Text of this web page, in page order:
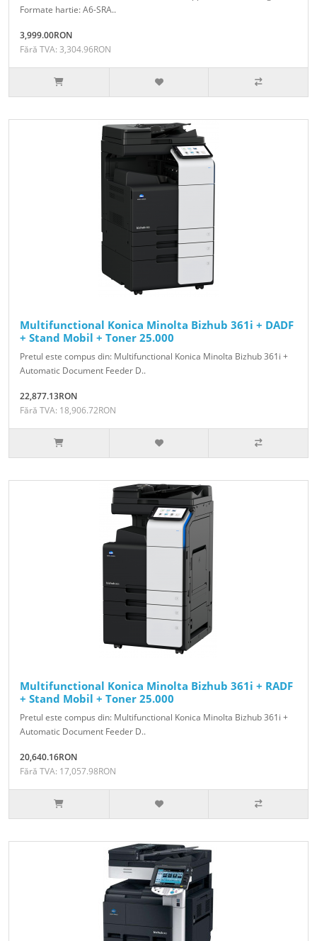
Formate hartie: A6-SRA..
3,999.00RON
Fără TVA: 3,304.96RON
Multifunctional Konica Minolta Bizhub 361i + DADF
+ Stand Mobil + Toner 25.000
Pretul este compus din: Multifunctional Konica Minolta Bizhub 361i +
Automatic Document Feeder D..
22,877.13RON
Fără TVA: 18,906.72RON
Multifunctional Konica Minolta Bizhub 361i + RADF
+ Stand Mobil + Toner 25.000
Pretul este compus din: Multifunctional Konica Minolta Bizhub 361i +
Automatic Document Feeder D..
20,640.16RON
Fără TVA: 17,057.98RON